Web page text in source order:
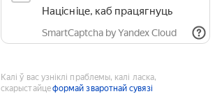
Націсніце, каб працягнуць
SmartCaptcha by Yandex Cloud
Калі ў вас узніклі праблемы, калі ласка,
скарыстайцеформай зваротнай сувязі